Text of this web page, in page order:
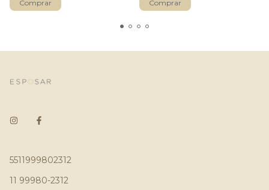
5511999802312
11 99980-2312